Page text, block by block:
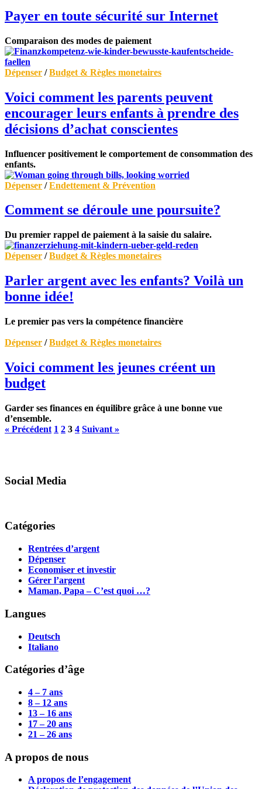
Payer en toute sécurité sur Internet
Comparaison des modes de paiement
Dépenser /Budget & Règles monetaires
Voici comment les parents peuvent
encourager leurs enfants à prendre des
décisions d’achat conscientes
Influencer positivement le comportement de consommation des
enfants.
Dépenser /Endettement & Prévention
Comment se déroule une poursuite?
Du premier rappel de paiement à la saisie du salaire.
Dépenser /Budget & Règles monetaires
Parler argent avec les enfants? Voilà un
bonne idée!
Le premier pas vers la compétence financière
Dépenser /Budget & Règles monetaires
Voici comment les jeunes créent un
budget
Garder ses finances en équilibre grâce à une bonne vue
d’ensemble.
« Précédent 1 2 3 4 Suivant »
Social Media
Catégories
Rentrées d’argent
Dépenser
Economiser et investir
Gérer l’argent
Maman, Papa – C’est quoi …?
Langues
Deutsch
Italiano
Catégories d’âge
4 – 7 ans
8 – 12 ans
13 – 16 ans
17 – 20 ans
21 – 26 ans
A propos de nous
A propos de l’engagement